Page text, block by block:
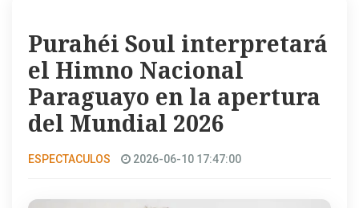
Purahéi Soul interpretará
el Himno Nacional
Paraguayo en la apertura
del Mundial 2026
ESPECTACULOS 2026-06-10 17:47:00